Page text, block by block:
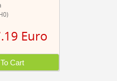
Euro
Cart